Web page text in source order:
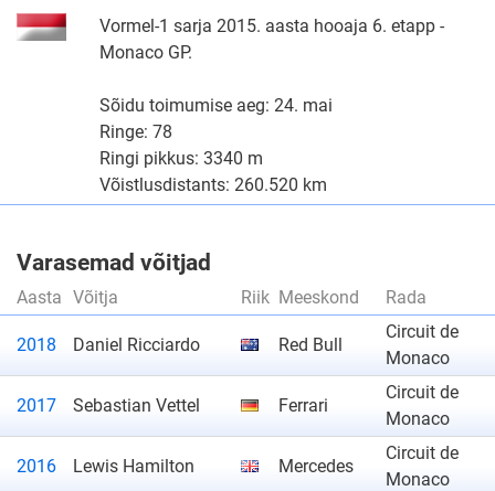
Vormel-1 sarja 2015. aasta hooaja 6. etapp -
Monaco GP.
Sõidu toimumise aeg: 24. mai
Ringe: 78
Ringi pikkus: 3340 m
Võistlusdistants: 260.520 km
Varasemad võitjad
Aasta Võitja Riik Meeskond Rada
2018 Daniel Ricciardo Red Bull
Circuit de
Monaco
2017 Sebastian Vettel Ferrari
Circuit de
Monaco
2016 Lewis Hamilton Mercedes
Circuit de
Monaco